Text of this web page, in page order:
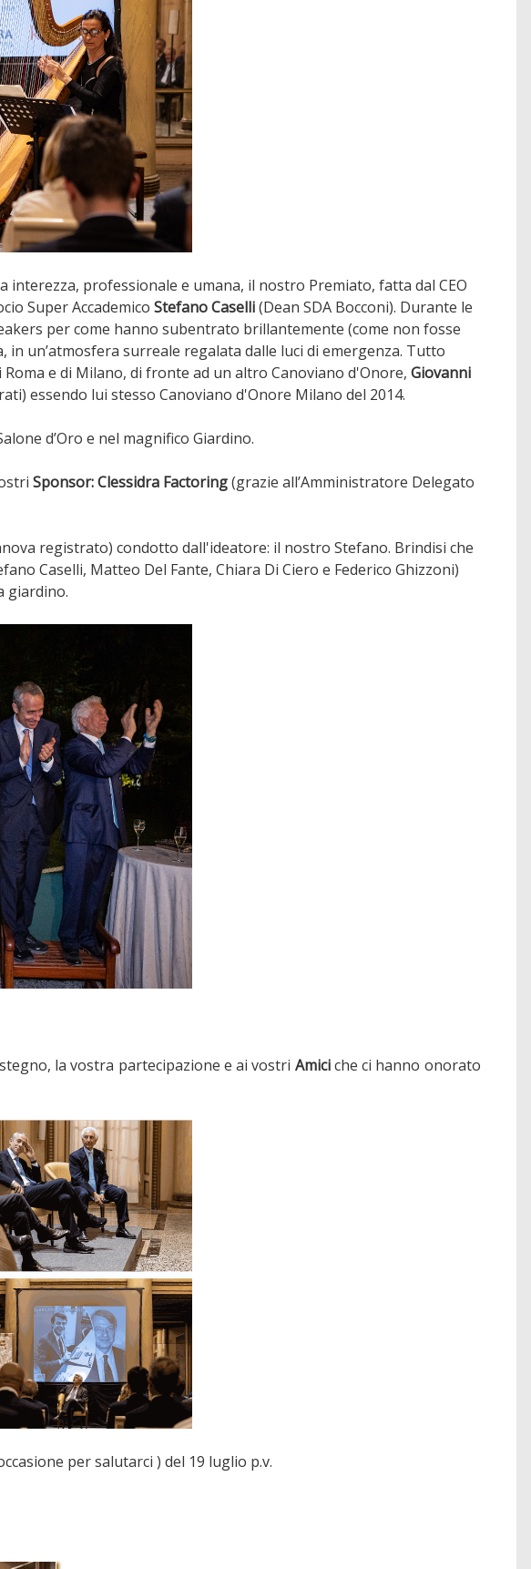
interezza, professionale e umana, il nostro Premiato, fatta dal CEO
Super Accademico Stefano Caselli(Dean SDA Bocconi). Durante le
per come hanno subentrato brillantemente (come non fosse
un’atmosfera surreale regalata dalle luci di emergenza. Tutto
e di Milano, di fronte ad un altro Canoviano d'Onore,Giovanni
essendo lui stesso Canoviano d'Onore Milano del 2014.
d’Oro e nel magnifico Giardino.
Sponsor:Clessidra Factoring(grazie all’Amministratore Delegato
registrato) condotto dall'ideatore: il nostro Stefano. Brindisi che
Caselli, Matteo Del Fante, Chiara Di Ciero e Federico Ghizzoni)
giardino.
la vostra partecipazione e ai vostri Amiciche ci hanno onorato
per salutarci ) del 19 luglio p.v.